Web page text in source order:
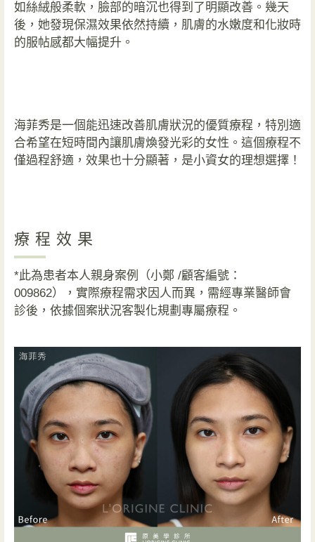
如絲絨般柔軟，臉部的暗沉也得到了明顯改善。幾天
後，她發現保濕效果依然持續，肌膚的水嫩度和化妝時
的服帖感都大幅提升。
海菲秀是一個能迅速改善肌膚狀況的優質療程，特別適
合希望在短時間內讓肌膚煥發光彩的女性。這個療程不
僅過程舒適，效果也十分顯著，是小資女的理想選擇！
療程效果
*此為患者本人親身案例（小鄭 /顧客編號：
009862），實際療程需求因人而異，需經專業醫師會
診後，依據個案狀況客製化規劃專屬療程。